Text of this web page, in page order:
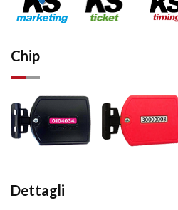
Chip
Dettagli